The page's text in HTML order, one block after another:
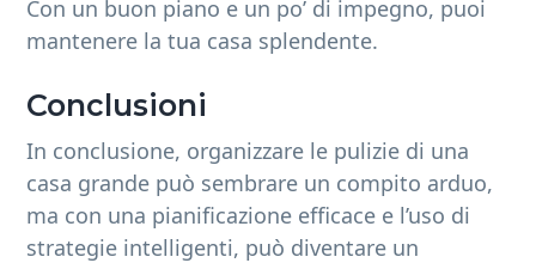
Con un buon piano e un po’ di impegno, puoi
mantenere la tua casa splendente.
Conclusioni
In conclusione, organizzare le pulizie di una
casa grande può sembrare un compito arduo,
ma con una pianificazione efficace e l’uso di
strategie intelligenti, può diventare un